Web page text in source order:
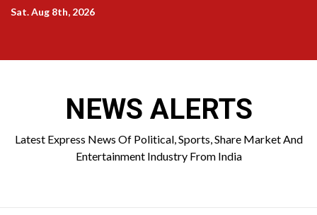
SkipSat. Aug 8th, 2026
NEWS ALERTS
Latest Express News Of Political, Sports, Share Market And
Entertainment Industry From India